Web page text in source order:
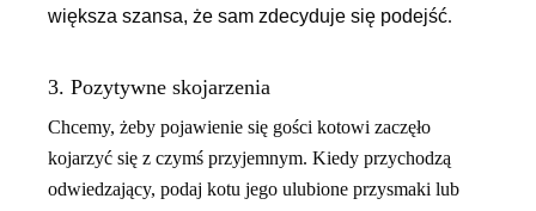
większa szansa, że sam zdecyduje się podejść.
3. Pozytywne skojarzenia
Chcemy, żeby pojawienie się gości kotowi zaczęło
kojarzyć się z czymś przyjemnym. Kiedy przychodzą
odwiedzający, podaj kotu jego ulubione przysmaki lub